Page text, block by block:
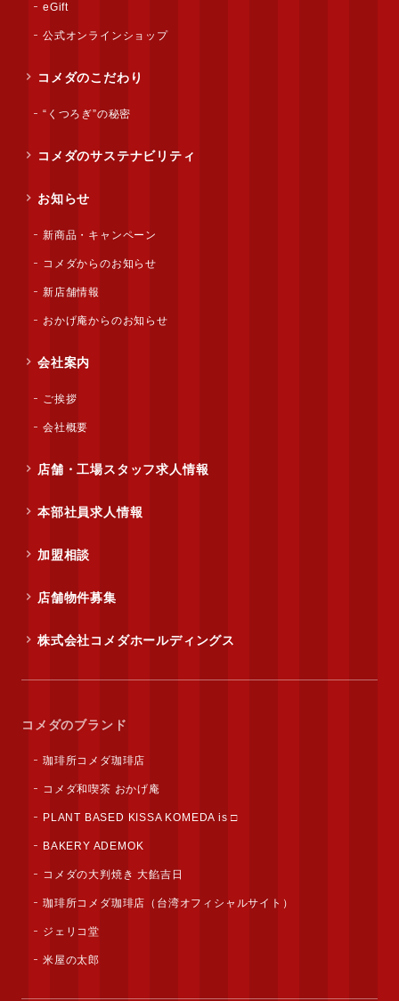
eGift
公式オンラインショップ
コメダのこだわり
“くつろぎ”の秘密
コメダのサステナビリティ
お知らせ
新商品・キャンペーン
コメダからのお知らせ
新店舗情報
おかげ庵からのお知らせ
会社案内
ご挨拶
会社概要
店舗・工場スタッフ求人情報
本部社員求人情報
加盟相談
店舗物件募集
株式会社コメダホールディングス
コメダのブランド
珈琲所コメダ珈琲店
コメダ和喫茶 おかげ庵
PLANT BASED KISSA KOMEDA is □
BAKERY ADEMOK
コメダの大判焼き 大餡吉日
珈琲所コメダ珈琲店（台湾オフィシャルサイト）
ジェリコ堂
米屋の太郎